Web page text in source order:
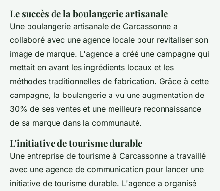
Le succès de la boulangerie artisanale
Une boulangerie artisanale de Carcassonne a
collaboré avec une agence locale pour revitaliser son
image de marque. L'agence a créé une campagne qui
mettait en avant les ingrédients locaux et les
méthodes traditionnelles de fabrication. Grâce à cette
campagne, la boulangerie a vu une augmentation de
30% de ses ventes et une meilleure reconnaissance
de sa marque dans la communauté.
L'initiative de tourisme durable
Une entreprise de tourisme à Carcassonne a travaillé
avec une agence de communication pour lancer une
initiative de tourisme durable. L'agence a organisé